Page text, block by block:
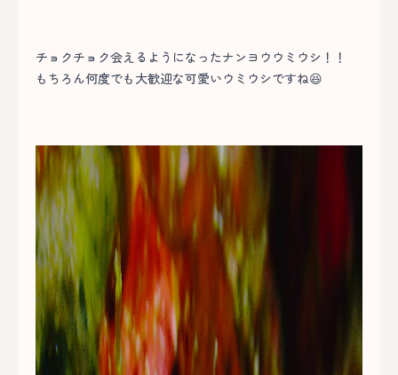
チョクチョク会えるようになったナンヨウウミウシ！！
もちろん何度でも大歓迎な可愛いウミウシですね😆